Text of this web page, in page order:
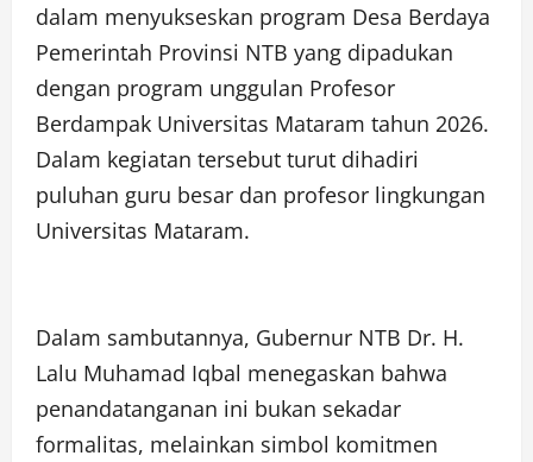
dalam menyukseskan program Desa Berdaya
Pemerintah Provinsi NTB yang dipadukan
dengan program unggulan Profesor
Berdampak Universitas Mataram tahun 2026.
Dalam kegiatan tersebut turut dihadiri
puluhan guru besar dan profesor lingkungan
Universitas Mataram.
Dalam sambutannya, Gubernur NTB Dr. H.
Lalu Muhamad Iqbal menegaskan bahwa
penandatanganan ini bukan sekadar
formalitas, melainkan simbol komitmen